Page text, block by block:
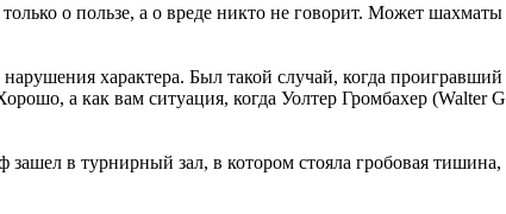
о пользе, а о вреде никто не говорит. Может шахматы
характера. Был такой случай, когда
а как вам ситуация, когда Уолтер Громбахер
в турнирный зал, в котором стояла гробовая